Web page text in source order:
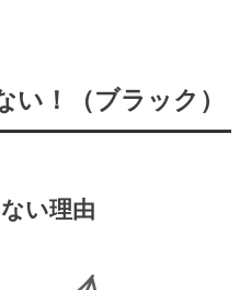
い！（ブラック）
い理由